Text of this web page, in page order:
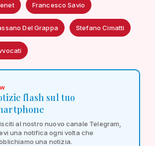
Francesco Savio
Del Grappa Stefano Cimatti
flash sul tuo
al nostro nuovo canale Telegram,
una notifica ogni volta che
una notizia.